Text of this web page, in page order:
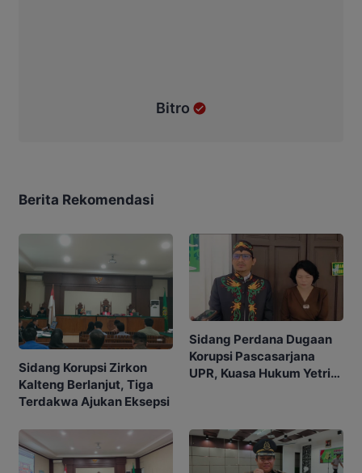
Bitro
Berita Rekomendasi
Sidang Korupsi Zirkon
Kalteng Berlanjut, Tiga
Terdakwa Ajukan Eksepsi
Sidang Perdana Dugaan
Korupsi Pascasarjana
UPR, Kuasa Hukum Yetrie